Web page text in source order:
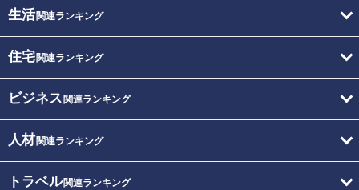
生活関連ランキング
住宅関連ランキング
ビジネス 関連ランキング
人材関連ランキング
トラベル関連ランキング